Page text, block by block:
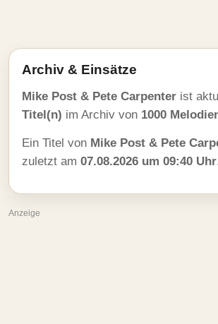
Archiv & Einsätze
Mike Post & Pete Carpenter ist
Titel(n) im Archiv von 1000
Ein Titel von Mike Post & Pete
zuletzt am 07.08.2026 um 09:40 Uhr
Anzeige